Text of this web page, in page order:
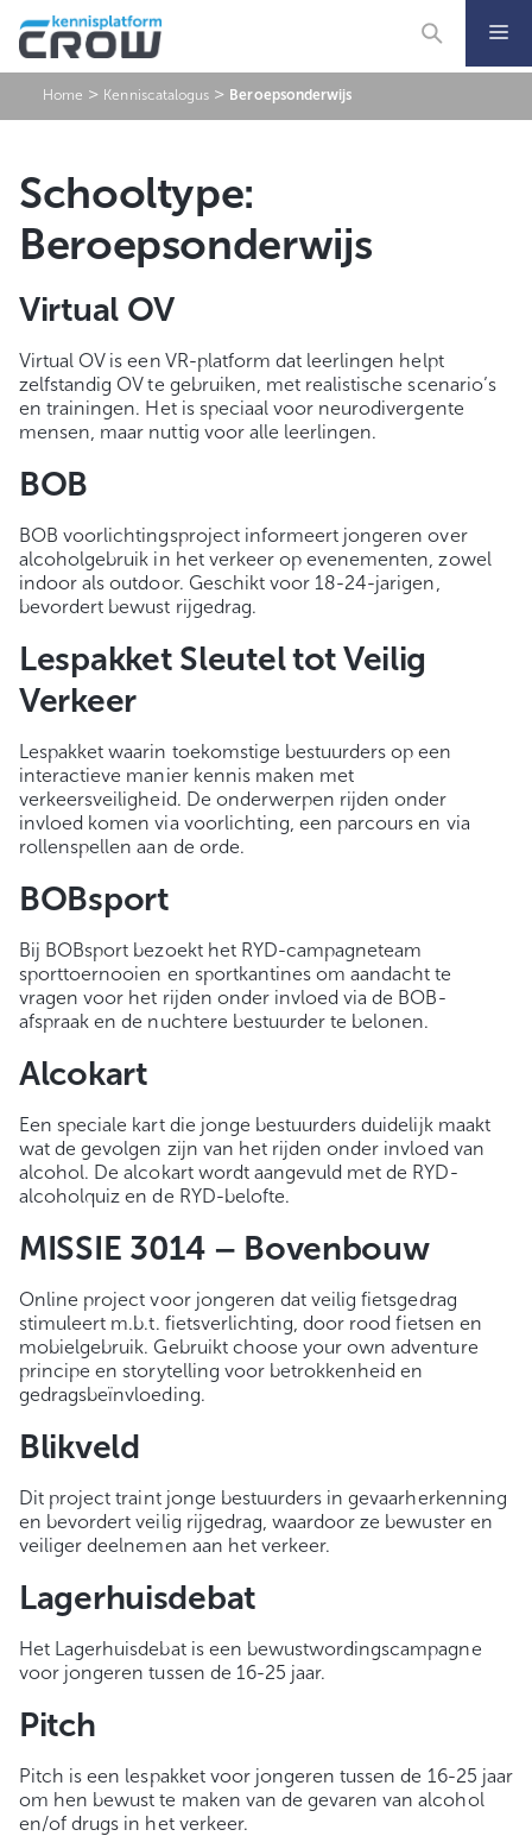
naar
de
Home > Kenniscatalogus > Beroepsonderwijs
Schooltype:
Beroepsonderwijs
Virtual OV
Virtual OV is een VR-platform dat leerlingen helpt
zelfstandig OV te gebruiken, met realistische scenario’s
en trainingen. Het is speciaal voor neurodivergente
mensen, maar nuttig voor alle leerlingen.
BOB
BOB voorlichtingsproject informeert jongeren over
alcoholgebruik in het verkeer op evenementen, zowel
indoor als outdoor. Geschikt voor 18-24-jarigen,
bevordert bewust rijgedrag.
Lespakket Sleutel tot Veilig
Verkeer
Lespakket waarin toekomstige bestuurders op een
interactieve manier kennis maken met
verkeersveiligheid. De onderwerpen rijden onder
invloed komen via voorlichting, een parcours en via
rollenspellen aan de orde.
BOBsport
Bij BOBsport bezoekt het RYD-campagneteam
sporttoernooien en sportkantines om aandacht te
vragen voor het rijden onder invloed via de BOB-
afspraak en de nuchtere bestuurder te belonen.
Alcokart
Een speciale kart die jonge bestuurders duidelijk maakt
wat de gevolgen zijn van het rijden onder invloed van
alcohol. De alcokart wordt aangevuld met de RYD-
alcoholquiz en de RYD-belofte.
MISSIE 3014 – Bovenbouw
Online project voor jongeren dat veilig fietsgedrag
stimuleert m.b.t. fietsverlichting, door rood fietsen en
mobielgebruik. Gebruikt choose your own adventure
principe en storytelling voor betrokkenheid en
gedragsbeïnvloeding.
Blikveld
Dit project traint jonge bestuurders in gevaarherkenning
en bevordert veilig rijgedrag, waardoor ze bewuster en
veiliger deelnemen aan het verkeer.
Lagerhuisdebat
Het Lagerhuisdebat is een bewustwordingscampagne
voor jongeren tussen de 16-25 jaar.
Pitch
Pitch is een lespakket voor jongeren tussen de 16-25 jaar
om hen bewust te maken van de gevaren van alcohol
en/of drugs in het verkeer.